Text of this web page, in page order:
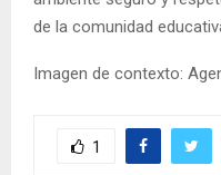
de la comunidad
Imagen de contexto:
1